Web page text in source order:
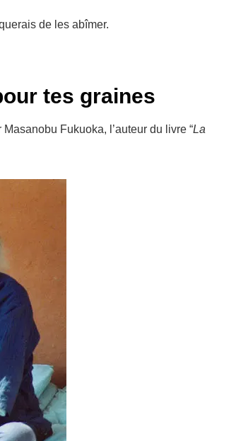
de les abîmer.
tes graines
Fukuoka, l’auteur du livre “La